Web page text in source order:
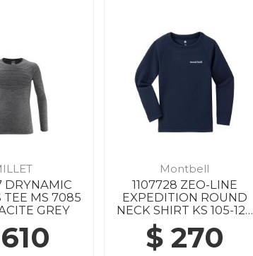
DRYNAMIC
TEE MS 7085
GREY
Montbell
1107728 ZEO-LINE
EXPEDITION ROUND
NECK SHIRT KS 105-120
$ 270